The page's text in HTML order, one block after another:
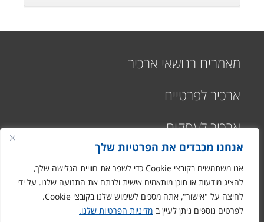
אנחנו מכבדים את הפרטיות שלך
אנו משתמשים בקובצי Cookie כדי לשפר את חוויית הגלישה שלך,
להציג מודעות או תוכן מותאמים אישית ולנתח את התנועה שלנו. על ידי
לחיצה על "אישור", אתה מסכים לשימוש שלנו בקובצי Cookie.
לפרטים נוספים ניתן לעיין ב מדיניות הפרטיות שלנו.
מאמרים בנושאי ארכיב
ארכיב לפרטיים
ארכיב לעסקים
רח' התעשיה 1
מבוא חורון